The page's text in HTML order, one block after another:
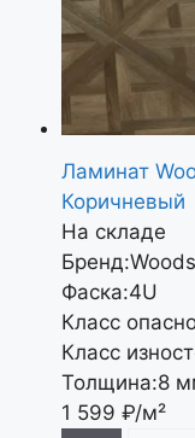
Ламинат
Коричневый
На складе
Бренд:
Фаска:4U
Класс
Класс
Толщина:8
1 599 ₽/м²